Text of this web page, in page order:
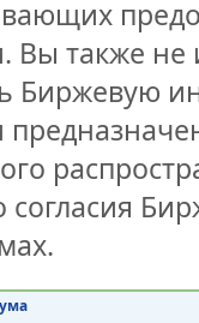
также не
Биржевую
согласия